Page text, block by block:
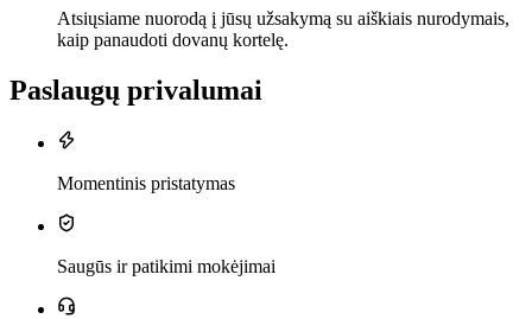
Atsiųsiame nuorodą į jūsų užsakymą su aiškiais nurodymais,
kaip panaudoti dovanų kortelę.
Paslaugų privalumai
Momentinis pristatymas
Saugūs ir patikimi mokėjimai